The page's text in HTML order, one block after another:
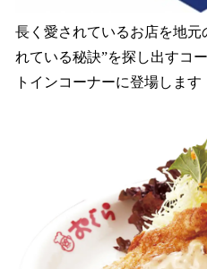
長く愛されているお店を地元
れている秘訣”を探し出すコ
トインコーナーに登場します